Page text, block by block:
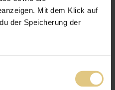
Mit dem Klick auf
der Speicherung der
Badezimmer –